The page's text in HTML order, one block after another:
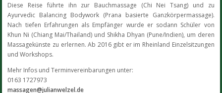
Diese Reise führte ihn zur Bauchmassage (Chi Nei Tsang) und zu
Ayurvedic Balancing Bodywork (Prana basierte Ganzkörpermassage).
Nach tiefen Erfahrungen als Empfänger wurde er sodann Schüler von
Khun Ni (Chiang Mai/Thailand) und Shikha Dhyan (Pune/Indien), um deren
Massagekünste zu erlernen. Ab 2016 gibt er im Rheinland Einzelsitzungen
und Workshops.
Mehr Infos und Terminvereinbarungen unter:
0163 1727973
massagen@julianwelzel.de